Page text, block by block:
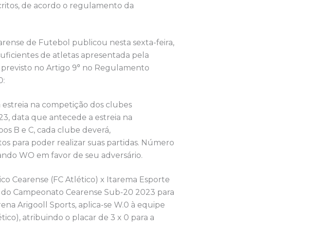
de acordo o regulamento da
de Futebol publicou nesta sexta-feira,
de atletas apresentada pela
no Artigo 9° no Regulamento
na competição dos clubes
data que antecede a estreia na
B e C, cada clube deverá,
para poder realizar suas partidas. Número
WO em favor de seu adversário.
Cearense (FC Atlético) x Itarema Esporte
Campeonato Cearense Sub-20 2023 para
Arigooll Sports, aplica-se W.0 à equipe
atribuindo o placar de 3 x 0 para a